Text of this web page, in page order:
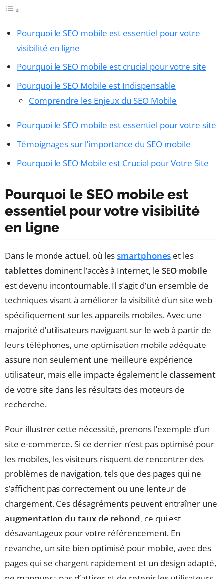
Pourquoi le SEO mobile est essentiel pour votre
visibilité en ligne
Pourquoi le SEO mobile est crucial pour votre site
Pourquoi le SEO Mobile est Indispensable
Comprendre les Enjeux du SEO Mobile
Pourquoi le SEO mobile est essentiel pour votre site
Témoignages sur l’importance du SEO mobile
Pourquoi le SEO Mobile est Crucial pour Votre Site
Pourquoi le SEO mobile est
essentiel pour votre visibilité
en ligne
Dans le monde actuel, où lessmartphones et les
tablettes dominent l’accès à Internet, le SEO mobile
est devenu incontournable. Il s’agit d’un ensemble de
techniques visant à améliorer la visibilité d’un site web
spécifiquement sur les appareils mobiles. Avec une
majorité d’utilisateurs naviguant sur le web à partir de
leurs téléphones, une optimisation mobile adéquate
assure non seulement une meilleure expérience
utilisateur, mais elle impacte également le classement
de votre site dans les résultats des moteurs de
recherche.
Pour illustrer cette nécessité, prenons l’exemple d’un
site e-commerce. Si ce dernier n’est pas optimisé pour
les mobiles, les visiteurs risquent de rencontrer des
problèmes de navigation, tels que des pages qui ne
s’affichent pas correctement ou une lenteur de
chargement. Ces désagréments peuvent entraîner une
augmentation du taux de rebond, ce qui est
désavantageux pour votre référencement. En
revanche, un site bien optimisé pour mobile, avec des
pages qui se chargent rapidement et un design adapté,